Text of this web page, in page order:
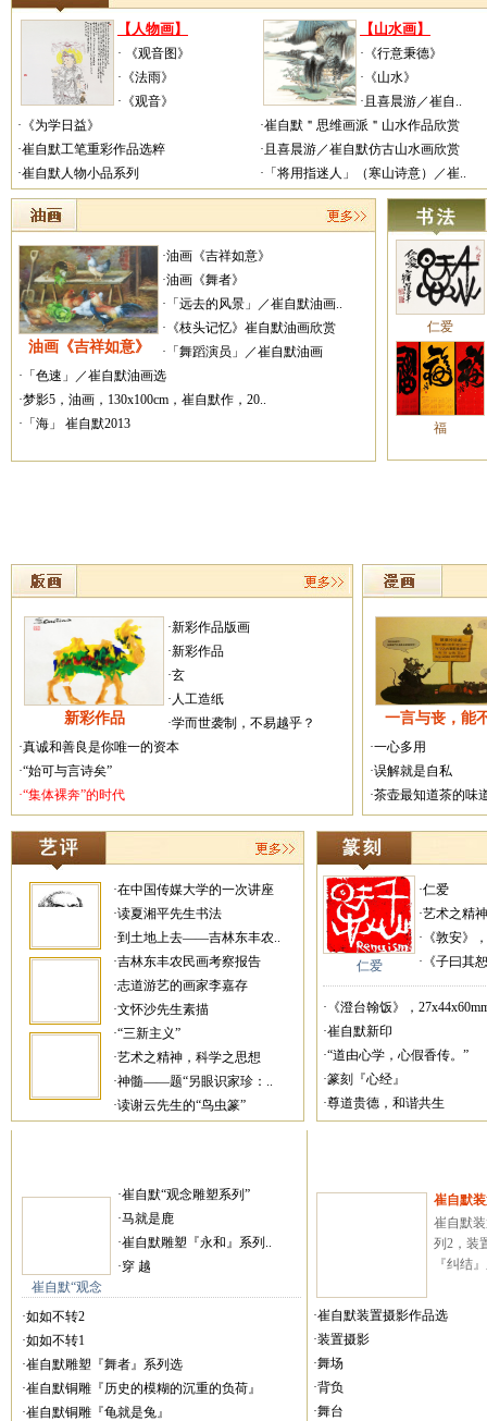
【人物画】
· 《观音图》
·《法雨》
·《观音》
·《为学日益》
·崔自默工笔重彩作品选粹
·崔自默人物小品系列
【山水画】
·《行意秉德》
·《山水》
·且喜晨游／崔自..
·崔自默＂思维画派＂山水作品欣赏
·且喜晨游／崔自默仿古山水画欣赏
·「将用指迷人」（寒山诗意）／崔..
油画《吉祥如意》
·油画《吉祥如意》
·油画《舞者》
·「远去的风景」／崔自默油画..
·《枝头记忆》崔自默油画欣赏
·「舞蹈演员」／崔自默油画
·「色速」／崔自默油画选
·梦影5，油画，130x100cm，崔自默作，20..
·「海」 崔自默2013
仁爱
福
新彩作品
·新彩作品版画
·新彩作品
·玄
·人工造纸
·学而世袭制，不易越乎？
·真诚和善良是你唯一的资本
·“始可与言诗矣”
·“集体裸奔”的时代
一言与丧，能
·一心多用
·误解就是自私
·茶壶最知道茶的
·在中国传媒大学的一次讲座
·读夏湘平先生书法
·到土地上去——吉林东丰农..
·吉林东丰农民画考察报告
·志道游艺的画家李嘉存
·文怀沙先生素描
·“三新主义”
·艺术之精神，科学之思想
·神髓——题“另眼识家珍：..
·读谢云先生的“鸟虫篆”
仁爱
·仁爱
·艺术之精
·《敦安》
·《子曰其
·《澄台翰饭》，
·崔自默新印
·“道由心学，心假香传。”
·篆刻『心经』
·尊道贵德，和谐共生
崔自默“观念
·崔自默“观念雕塑系列”
·马就是鹿
·崔自默雕塑『永和』系列..
·穿 越
·如如不转2
·如如不转1
·崔自默雕塑『舞者』系列选
·崔自默铜雕『历史的模糊的沉重的负荷』
·崔自默铜雕『龟就是兔』
崔自默
崔自默
列2，装
『纠结
·崔自默装置摄影作品选
·装置摄影
·舞场
·背负
·舞台